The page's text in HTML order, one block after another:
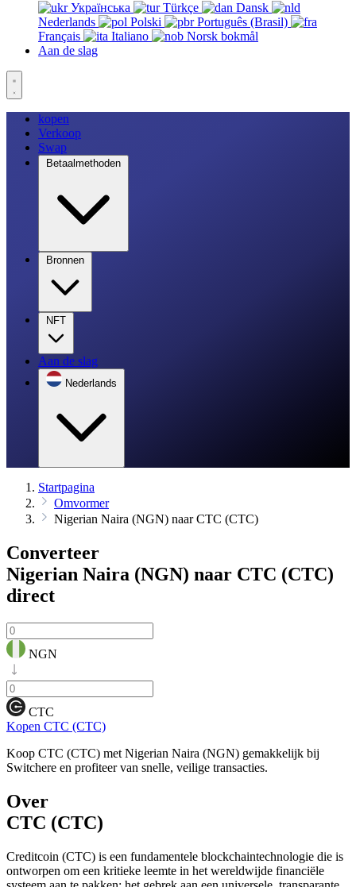
Українська
Türkçe
Dansk
Nederlands
Polski
Português (Brasil)
Français
Italiano
Norsk bokmål
Aan de slag
kopen
Verkoop
Swap
Betaalmethoden
Bronnen
NFT
Aan de slag
Nederlands
Startpagina
Omvormer
Nigerian Naira (NGN) naar CTC (CTC)
Converteer
Nigerian Naira (NGN) naar CTC (CTC)
direct
NGN
CTC
Kopen CTC (CTC)
Koop CTC (CTC) met Nigerian Naira (NGN) gemakkelijk bij
Switchere en profiteer van snelle, veilige transacties.
Over
CTC (CTC)
Creditcoin (CTC) is een fundamentele blockchaintechnologie die is
ontworpen om een kritieke leemte in het wereldwijde financiële